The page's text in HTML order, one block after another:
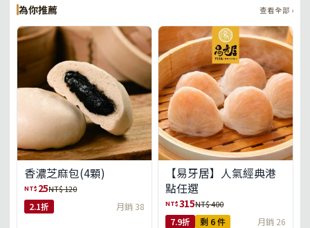
為你推薦 查看全部 ›
香濃芝麻包(4顆)
NT$ 25NT$ 120
2.1折 月銷 38
【易牙居】人氣經典港
點任選
NT$315NT$ 400
7.9折 剩 6 件 月銷 26